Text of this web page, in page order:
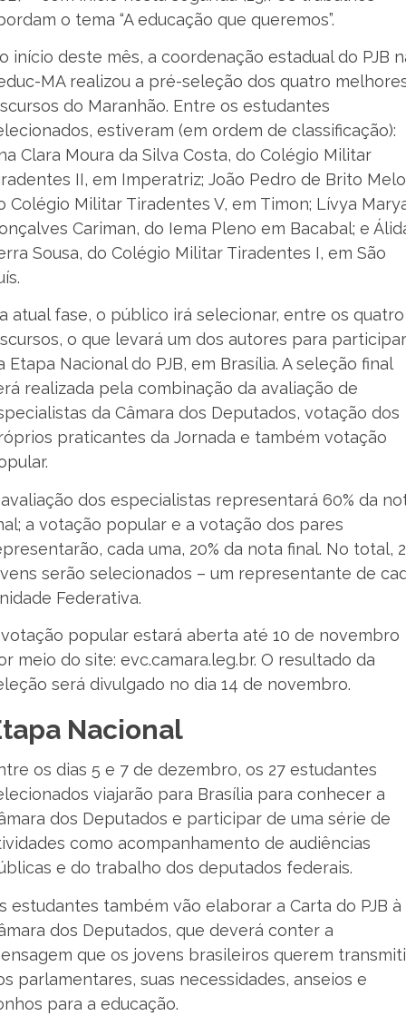
o tema “A educação que queremos”.
início deste mês, a coordenação estadual do PJB
MA realizou a pré-seleção dos quatro
do Maranhão. Entre os estudantes
estiveram (em ordem de classificação):
Clara Moura da Silva Costa, do Colégio Militar
II, em Imperatriz; João Pedro de Brito
Colégio Militar Tiradentes V, em Timon; Lívya
Cariman, do Iema Pleno em Bacabal; e
Sousa, do Colégio Militar Tiradentes I, em São
atual fase, o público irá selecionar, entre os quatro
o que levará um dos autores para participar
Etapa Nacional do PJB, em Brasília. A seleção final
realizada pela combinação da avaliação de
da Câmara dos Deputados, votação dos
praticantes da Jornada e também votação
dos especialistas representará 60% da
a votação popular e a votação dos pares
cada uma, 20% da nota final. No total,
serão selecionados – um representante de
Federativa.
popular estará aberta até 10 de novembro
meio do site: evc.camara.leg.br. O resultado da
será divulgado no dia 14 de novembro.
Nacional
os dias 5 e 7 de dezembro, os 27 estudantes
viajarão para Brasília para conhecer a
dos Deputados e participar de uma série de
como acompanhamento de audiências
e do trabalho dos deputados federais.
estudantes também vão elaborar a Carta do PJB à
dos Deputados, que deverá conter a
que os jovens brasileiros querem
parlamentares, suas necessidades, anseios e
para a educação.